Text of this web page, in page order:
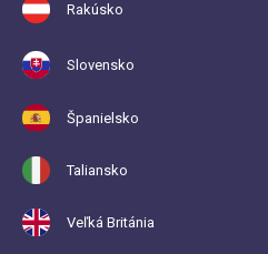
Rakúsko
Slovensko
Španielsko
Taliansko
Veľká Británia